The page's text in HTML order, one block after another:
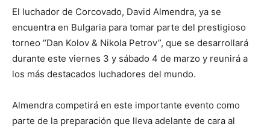
El luchador de Corcovado, David Almendra, ya se
encuentra en Bulgaria para tomar parte del prestigioso
torneo “Dan Kolov & Nikola Petrov”, que se desarrollará
durante este viernes 3 y sábado 4 de marzo y reunirá a
los más destacados luchadores del mundo.
Almendra competirá en este importante evento como
parte de la preparación que lleva adelante de cara al